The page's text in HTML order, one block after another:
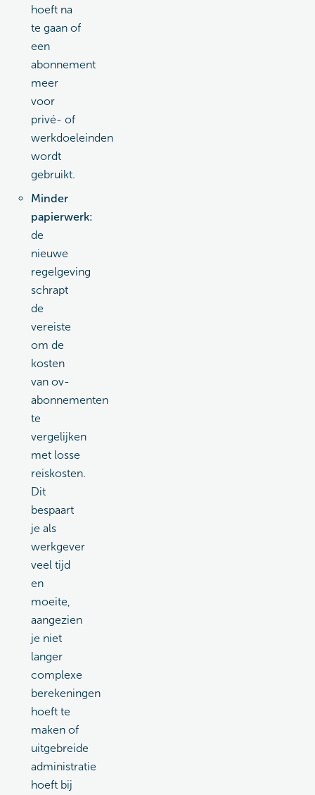
hoeft na
te gaan of
een
abonnement
meer
voor
privé- of
werkdoeleinden
wordt
gebruikt.
Minder
papierwerk:
de
nieuwe
regelgeving
schrapt
de
vereiste
om de
kosten
van ov-
abonnementen
te
vergelijken
met losse
reiskosten.
Dit
bespaart
je als
werkgever
veel tijd
en
moeite,
aangezien
je niet
langer
complexe
berekeningen
hoeft te
maken of
uitgebreide
administratie
hoeft bij